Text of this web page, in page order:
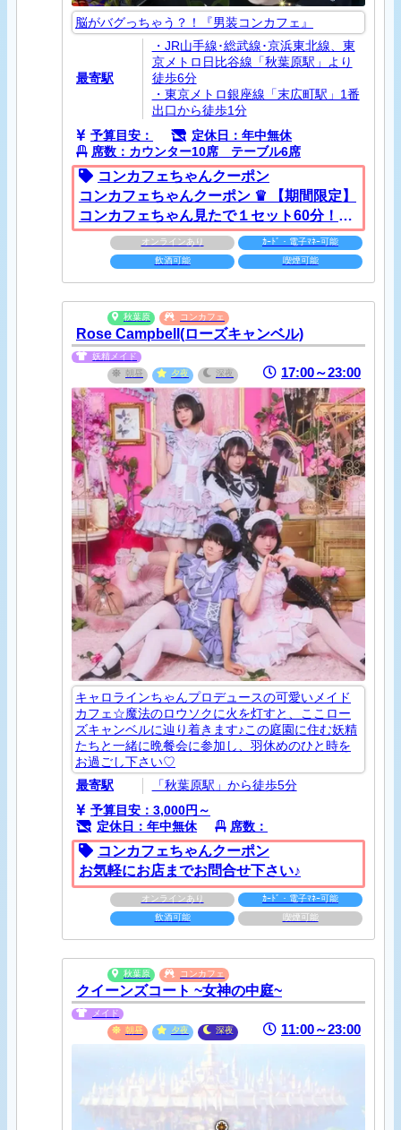
脳がバグっちゃう？！『男装コンカフェ』
最寄駅
・JR山手線･総武線･京浜東北線、東
京メトロ日比谷線「秋葉原駅」より
徒歩6分
・東京メトロ銀座線「末広町駅」1番
出口から徒歩1分
予算目安：
定休日：年中無休
席数：カウンター10席 テーブル6席
コンカフェちゃんクーポン
コンカフェちゃんクーポン ♛ 【期間限定】
コンカフェちゃん見たで１セット60分！♛
クーポンの提示条件： 来店時に提示 ＜＜イ
ケパにおかえり頂いた方限定♪＞＞ コンカ
1セット40分1,500円(税抜)でご案内します♪
皆様のご来店お待ちしております
オンラインあり
ｶｰﾄﾞ・電子ﾏﾈｰ可能
飲酒可能
喫煙可能
秋葉原 コンカフェ
Rose Campbell(ローズキャンベル)
妖精メイド
朝昼
夕夜 深夜 17:00～23:00
キャロラインちゃんプロデュースの可愛いメイド
カフェ☆魔法のロウソクに火を灯すと、ここロー
ズキャンベルに辿り着きます♪この庭園に住む妖精
たちと一緒に晩餐会に参加し、羽休めのひと時を
お過ごし下さい♡
最寄駅
「秋葉原駅」から徒歩5分
予算目安：3,000円～
定休日：年中無休
席数：
コンカフェちゃんクーポン
お気軽にお店までお問合せ下さい♪
オンラインあり
ｶｰﾄﾞ・電子ﾏﾈｰ可能
飲酒可能
喫煙可能
秋葉原 コンカフェ
クイーンズコート ~女神の中庭~
メイド
朝昼
夕夜 深夜 11:00～23:00